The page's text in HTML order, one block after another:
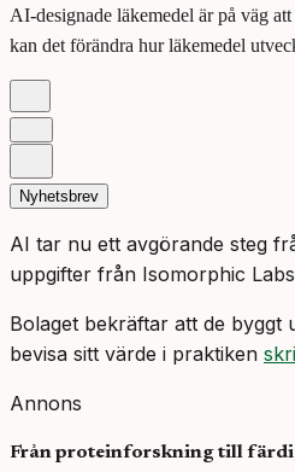
AI-designade läkemedel är på väg
kan det förändra hur läkemedel
Nyhetsbrev
AI tar nu ett avgörande steg
uppgifter från Isomorphic
Bolaget bekräftar att de byggt
bevisa sitt värde i praktiken
Annons
Från proteinforskning till